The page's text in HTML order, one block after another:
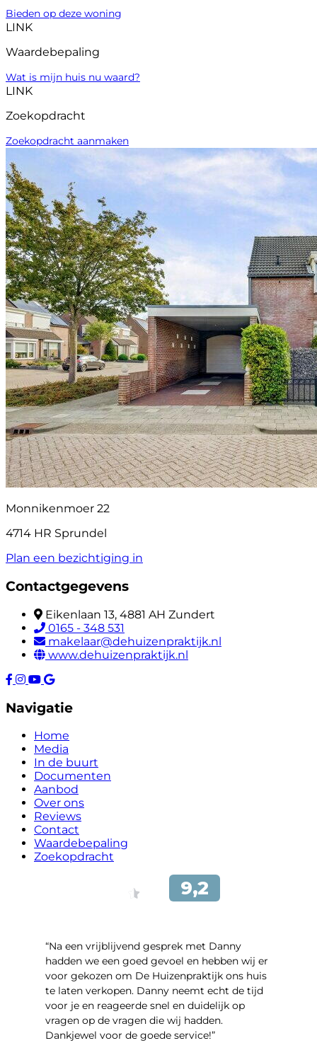
Bieden op deze woning
LINK
Waardebepaling
Wat is mijn huis nu waard?
LINK
Zoekopdracht
Zoekopdracht aanmaken
Monnikenmoer 22
4714 HR Sprundel
Plan een bezichtiging in
Contactgegevens
Eikenlaan 13, 4881 AH Zundert
0165 - 348 531
makelaar@dehuizenpraktijk.nl
www.dehuizenpraktijk.nl
Navigatie
Home
Media
In de buurt
Documenten
Aanbod
Over ons
Reviews
Contact
Waardebepaling
Zoekopdracht
“Na een vrijblijvend gesprek met Danny
hadden we een goed gevoel en hebben wij er
voor gekozen om De Huizenpraktijk ons huis
te laten verkopen. Danny neemt echt de tijd
voor je en reageerde snel en duidelijk op
vragen op de vragen die wij hadden.
Dankjewel voor de goede service!”